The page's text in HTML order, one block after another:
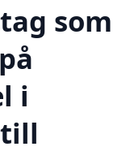
som
i